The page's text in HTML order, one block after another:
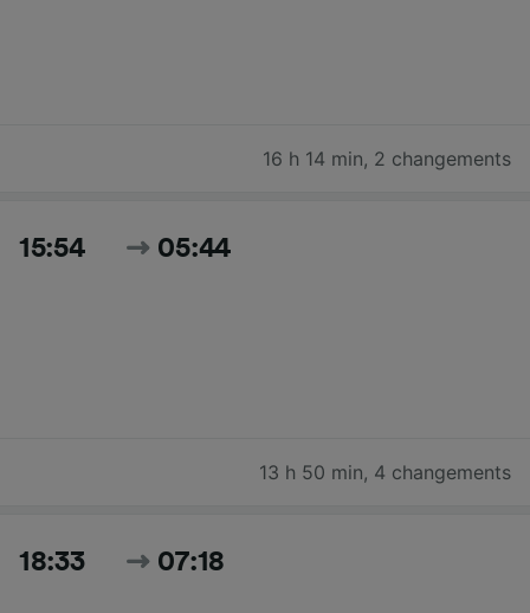
16 h 14 min, 2 changements
15:54 05:44
13 h 50 min, 4 changements
18:33 07:18